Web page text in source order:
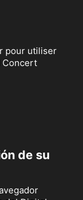
pour utiliser
Concert
de su